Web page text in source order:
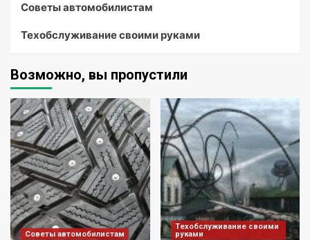
Советы автомобилистам
Техобслуживание своими руками
Возможно, вы пропустили
Советы автомобилистам
Техобслуживание своими
руками